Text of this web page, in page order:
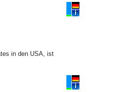
in den USA, ist